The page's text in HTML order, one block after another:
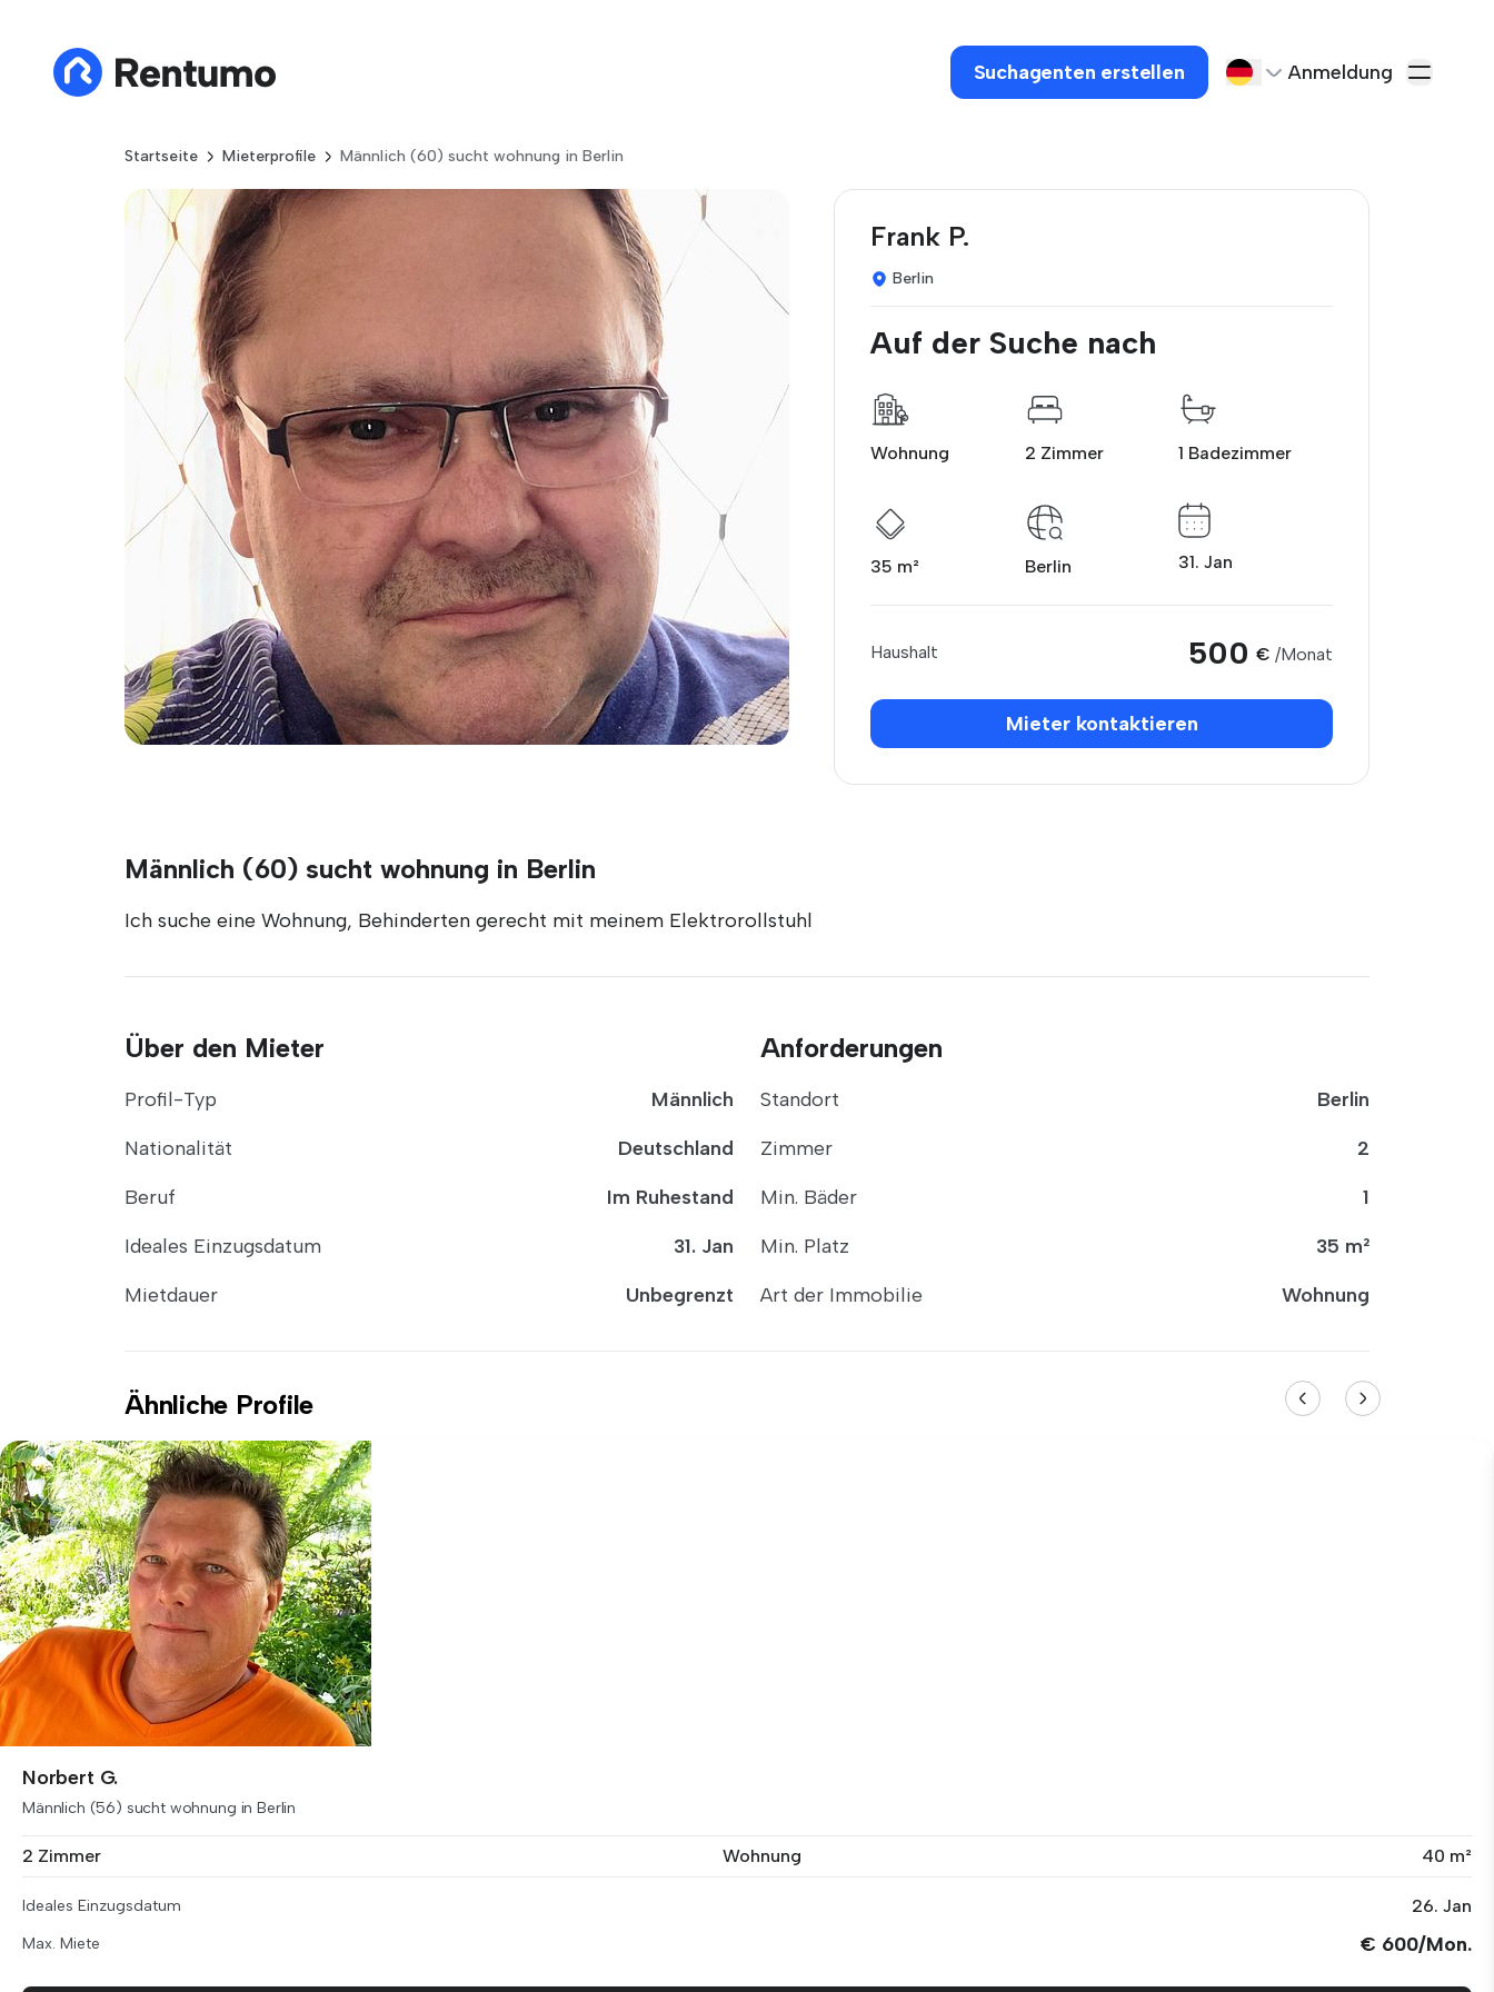
Suchagenten erstellen Anmeldung
Startseite Mieterprofile Männlich (60) sucht wohnung in Berlin
Frank P.
Berlin
Auf der Suche nach
Wohnung 2 Zimmer 1 Badezimmer
35 m² Berlin 31. Jan
Haushalt 500 € /Monat
Mieter kontaktieren
Männlich (60) sucht wohnung in Berlin
Ich suche eine Wohnung, Behinderten gerecht mit meinem Elektrorollstuhl
Über den Mieter
Profil-Typ
Männlich
Nationalität
Deutschland
Beruf
Im Ruhestand
Ideales Einzugsdatum
31. Jan
Mietdauer
Unbegrenzt
Anforderungen
Standort
Berlin
Zimmer
2
Min. Bäder
1
Min. Platz
35 m²
Art der Immobilie
Wohnung
Ähnliche Profile
Norbert G.
Männlich (56) sucht wohnung in Berlin
2 Zimmer Wohnung 40 m²
Ideales Einzugsdatum 26. Jan
Max. Miete € 600/Mon.